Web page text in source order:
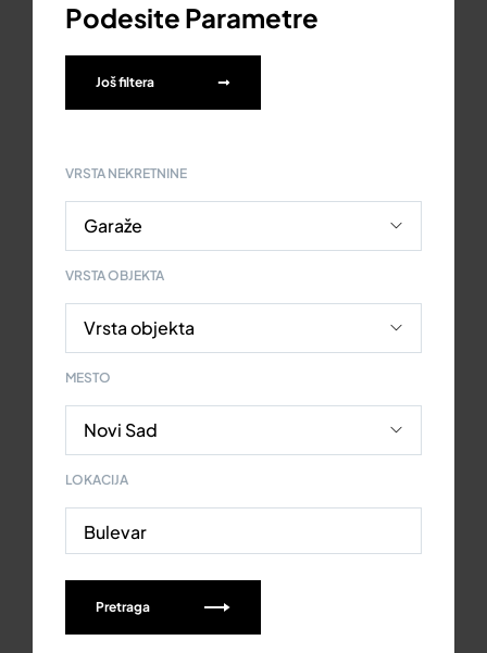
Podesite Parametre
Još filtera
VRSTA NEKRETNINE
VRSTA OBJEKTA
MESTO
LOKACIJA
Bulevar
Pretraga